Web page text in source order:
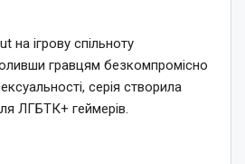
на ігрову спільноту
гравцям безкомпромісно
серія створила
ЛГБТК+ геймерів.